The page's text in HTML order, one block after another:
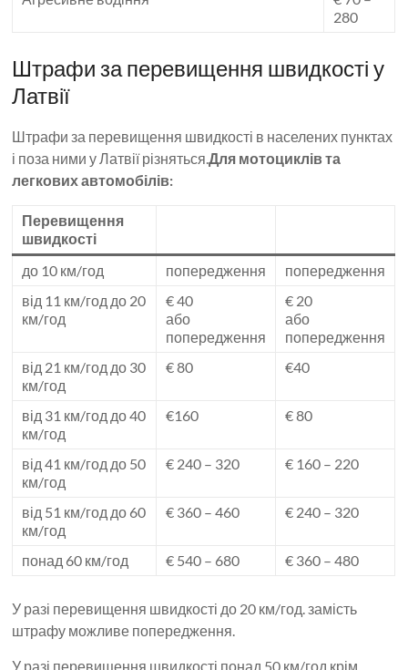
280
Штрафи за перевищення швидкості у
Латвії
Штрафи за перевищення швидкості в населених пунктах
і поза ними у Латвії різняться.Для мотоциклів та
легкових автомобілів:
Перевищення
швидкості
до 10 км/год
попередження
попередження
від 11 км/год до 20
км/год
€ 40
або
попередження
€ 20
або
попередження
від 21 км/год до 30
км/год
€ 80 €40
від 31 км/год до 40
км/год
€160 € 80
від 41 км/год до 50
км/год
€ 240 – 320 € 160 – 220
від 51 км/год до 60
км/год
€ 360 – 460 € 240 – 320
понад 60 км/год € 540 – 680 € 360 – 480
У разі перевищення швидкості до 20 км/год. замість
штрафу можливе попередження.
У разі перевищення швидкості понад 50 км/год крім